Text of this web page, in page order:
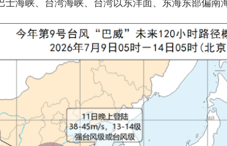
海峡、台湾海峡、台湾以东洋面、东海东部偏南